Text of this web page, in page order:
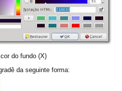
do fundo (X)
da seguinte forma: